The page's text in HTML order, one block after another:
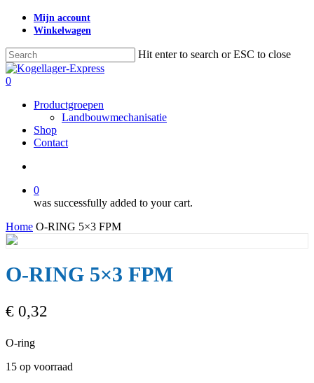
Skip
content
Mijn account
Winkelwagen
Hit enter to search or ESC to close
Close
Search
search
0
Productgroepen
Landbouwmechanisatie
Shop
Contact
0
was successfully added to your cart.
Home O-RING 5×3 FPM
O-RING 5×3 FPM
€ 0,32
O-ring
15 op voorraad